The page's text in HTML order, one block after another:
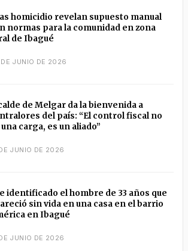
homicidio revelan supuesto manual
normas para la comunidad en zona
de Ibagué
JUNIO DE 2026
de Melgar da la bienvenida a
del país: “El control fiscal no
una carga, es un aliado”
JUNIO DE 2026
identificado el hombre de 33 años que
sin vida en una casa en el barrio
en Ibagué
JUNIO DE 2026